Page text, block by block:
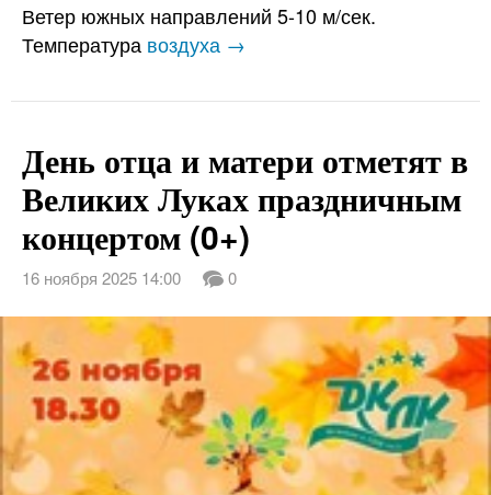
Ветер южных направлений 5-10 м/сек.
Температура воздуха →
День отца и матери отметят в
Великих Луках праздничным
концертом (0+)
16 ноября 2025 14:00 0